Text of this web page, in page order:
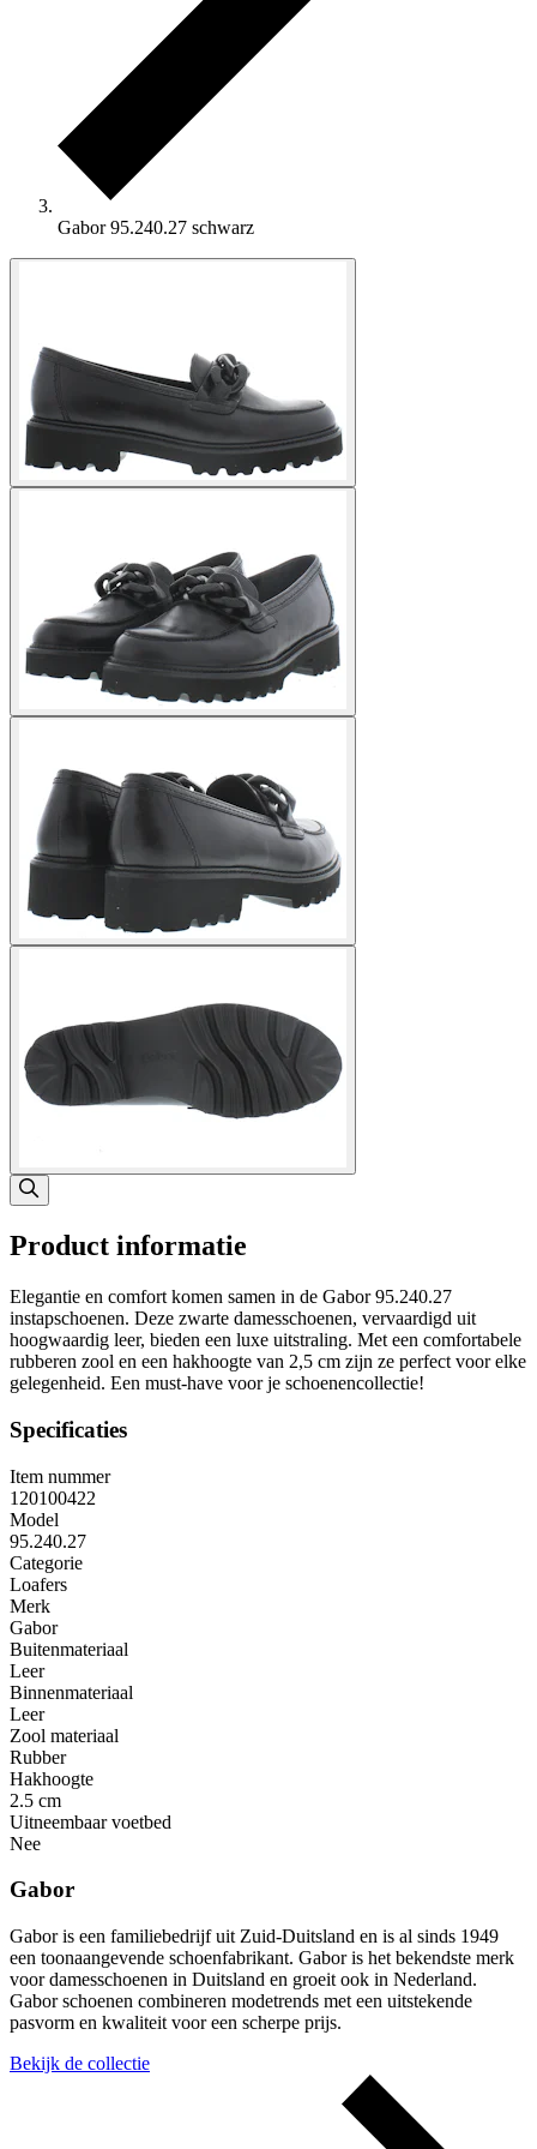
Gabor 95.240.27 schwarz
Product informatie
Elegantie en comfort komen samen in de Gabor 95.240.27
instapschoenen. Deze zwarte damesschoenen, vervaardigd uit
hoogwaardig leer, bieden een luxe uitstraling. Met een comfortabele
rubberen zool en een hakhoogte van 2,5 cm zijn ze perfect voor elke
gelegenheid. Een must-have voor je schoenencollectie!
Specificaties
Item nummer
120100422
Model
95.240.27
Categorie
Loafers
Merk
Gabor
Buitenmateriaal
Leer
Binnenmateriaal
Leer
Zool materiaal
Rubber
Hakhoogte
2.5 cm
Uitneembaar voetbed
Nee
Gabor
Gabor is een familiebedrijf uit Zuid-Duitsland en is al sinds 1949
een toonaangevende schoenfabrikant. Gabor is het bekendste merk
voor damesschoenen in Duitsland en groeit ook in Nederland.
Gabor schoenen combineren modetrends met een uitstekende
pasvorm en kwaliteit voor een scherpe prijs.
Bekijk de collectie